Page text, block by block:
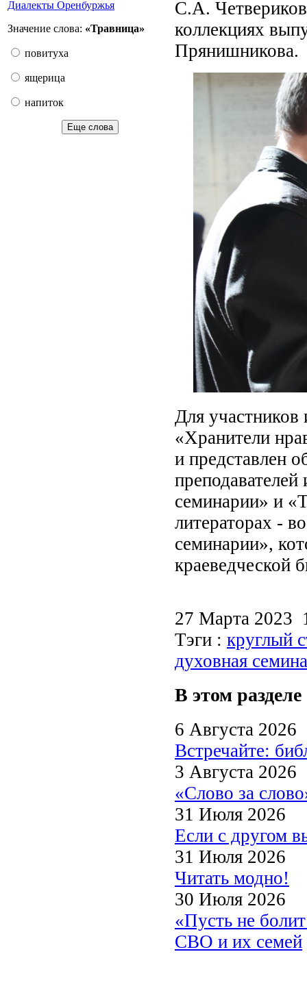
Диалекты Оренбуржья
Значение слова: «Травница»
повитуха
ящерица
напиток
Еще слова
С.А.
коллекциях
Прянишникова.
Для участников
«Хранители
и представлен
семинарии» и
литераторах -
семинарии»,
краеведческой
27 Марта 2023
Тэги : круглый
духовная
В этом разделе
6 Августа 2026
Встречайте:
3 Августа 2026
«Слово за
31 Июля 2026
Если с другом
31 Июля 2026
Читать модно!
30 Июля 2026
«Пусть не
СВО и их семей